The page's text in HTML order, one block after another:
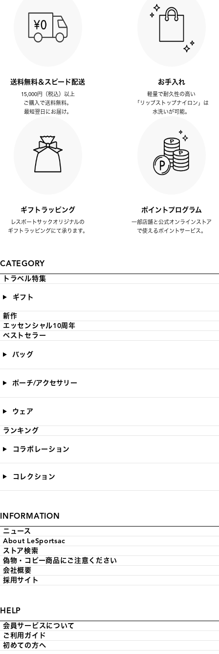
送料無料＆スピード配送
15,000円（税込）以上
ご購入で送料無料。
最短翌日にお届け。
お手入れ
軽量で耐久性の高い
「リップストップナイロン」は
水洗いが可能。
ギフトラッピング
レスポートサックオリジナルの
ギフトラッピングにて承ります。
ポイントプログラム
一部店舗と公式オンラインストア
で使えるポイントサービス。
CATEGORY
トラベル特集
ギフト
新作
エッセンシャル10周年
ベストセラー
バッグ
ポーチ/アクセサリー
ウェア
ランキング
コラボレーション
コレクション
INFORMATION
ニュース
About LeSportsac
ストア検索
偽物・コピー商品にご注意ください
会社概要
採用サイト
HELP
会員サービスについて
ご利用ガイド
初めての方へ